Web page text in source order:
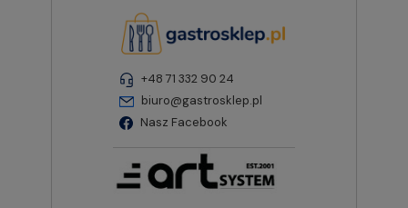
+48 71 332 90 24
biuro@gastrosklep.pl
Nasz Facebook